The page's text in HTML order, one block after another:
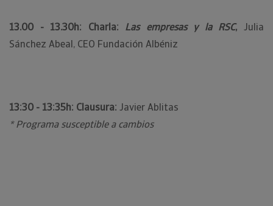
13.00 - 13.30h: Charla: Las empresas y la RSC,Julia
Sánchez Abeal, CEO Fundación Albéniz
13:30 - 13:35h: Clausura: Javier Ablitas
* Programa susceptible a cambios